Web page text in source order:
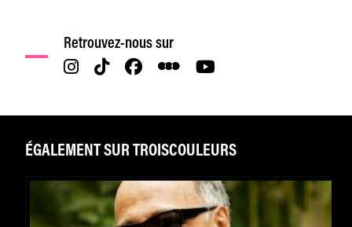
Retrouvez-nous sur
ÉGALEMENT SUR TROISCOULEURS